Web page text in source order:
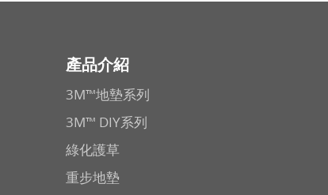
產品介紹
3M™地墊系列
3M™ DIY系列
綠化護草
重步地墊